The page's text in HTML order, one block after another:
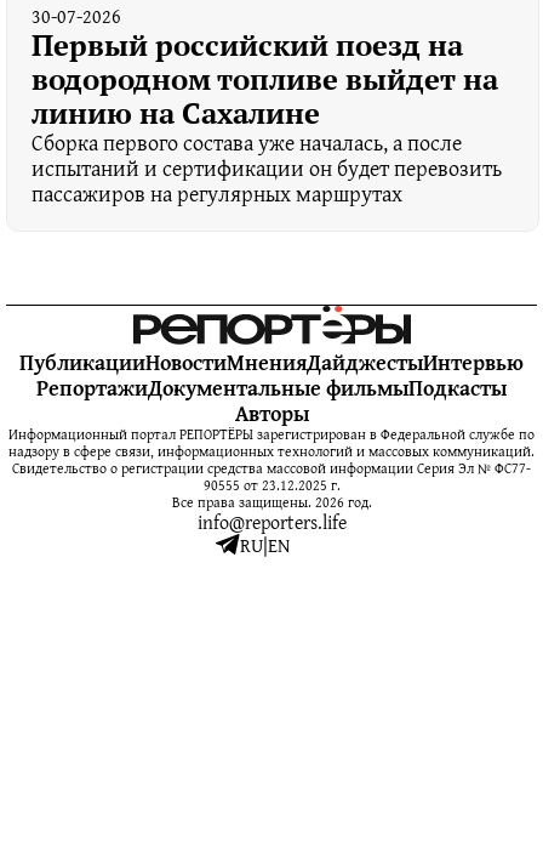
30-07-2026
Первый российский поезд на
водородном топливе выйдет на
линию на Сахалине
Сборка первого состава уже началась, а после
испытаний и сертификации он будет перевозить
пассажиров на регулярных маршрутах
ПубликацииНовостиМненияДайджестыИнтервью
РепортажиДокументальные фильмыПодкасты
Авторы
Информационный портал РЕПОРТЁРЫ зарегистрирован в Федеральной службе по
надзору в сфере связи, информационных технологий и массовых коммуникаций.
Свидетельство о регистрации средства массовой информации Серия Эл № ФС77-
90555 от 23.12.2025 г.
Все права защищены. 2026 год.
info@reporters.life
RU|EN